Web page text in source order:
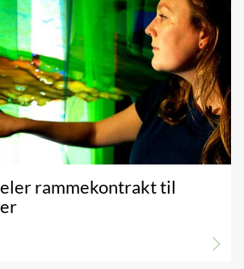
rammekontrakt til